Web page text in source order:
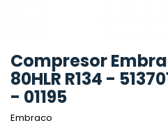
Vaporizatoare
Tavan
Unghiular
Dublu flux
(capacitor)
Solutii igienizare
Accesorii montaj aer condiționat
Elemente mascare traseu aer
Compresor
80HLR R134 -
- 01195
Embraco